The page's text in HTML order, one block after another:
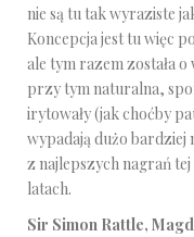
nie są tu tak wyraziste
Koncepcja jest tu więc
ale tym razem została
przy tym naturalna,
irytowały (jak choćby
wypadają dużo bardziej
z najlepszych nagrań
latach.
Sir Simon Rattle,